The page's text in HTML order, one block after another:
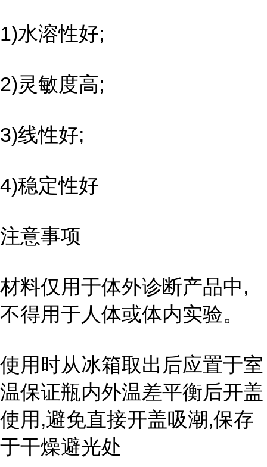
1)水溶性好;
2)灵敏度高;
3)线性好;
4)稳定性好
注意事项
材料仅用于体外诊断产品中,
不得用于人体或体内实验。
使用时从冰箱取出后应置于室
温保证瓶内外温差平衡后开盖
使用,避免直接开盖吸潮,保存
于干燥避光处